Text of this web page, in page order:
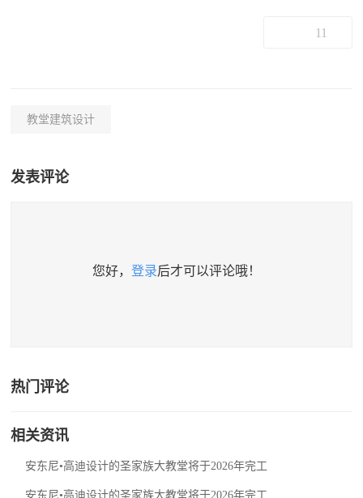
11
教堂建筑设计
发表评论
您好， 登录后才可以评论哦！
热门评论
相关资讯
安东尼•高迪设计的圣家族大教堂将于2026年完工
安东尼•高迪设计的圣家族大教堂将于2026年完工